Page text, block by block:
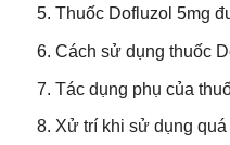
Thuốc Dofluzol 5mg
Cách sử dụng thuốc
Tác dụng phụ của
Xử trí khi sử dụng